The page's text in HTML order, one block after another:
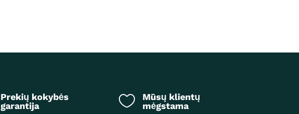
Prekių kokybės
garantija

Mūsų klientų
mėgstama